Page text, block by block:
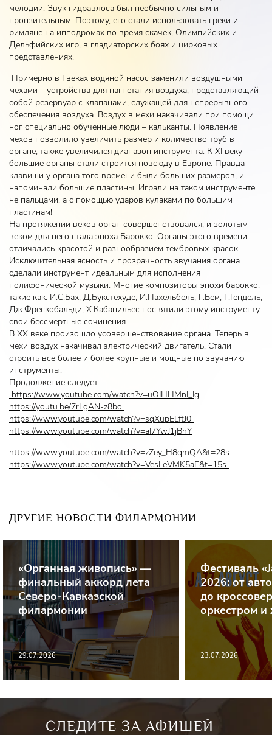
мелодии. Звук гидравлоса был необычно сильным и
пронзительным. Поэтому, его стали использовать греки и
римляне на ипподромах во время скачек, Олимпийских и
Дельфийских игр, в гладиаторских боях и цирковых
представлениях.
Примерно в I веках водяной насос заменили воздушными
мехами – устройства для нагнетания воздуха, представляющий
собой резервуар с клапанами, служащей для непрерывного
обеспечения воздуха. Воздух в мехи накачивали при помощи
ног специально обученные люди – кальканты. Появление
мехов позволило увеличить размер и количество труб в
органе, также увеличился диапазон инструмента. К XI веку
большие органы стали строится повсюду в Европе. Правда
клавиши у органа того времени были больших размеров, и
напоминали большие пластины. Играли на таком инструменте
не пальцами, а с помощью ударов кулаками по большим
пластинам!
На протяжении веков орган совершенствовался, и золотым
веком для него стала эпоха Барокко. Органы этого времени
отличались красотой и разнообразием тембровых красок.
Исключительная ясность и прозрачность звучания органа
сделали инструмент идеальным для исполнения
полифонической музыки. Многие композиторы эпохи барокко,
такие как. И.С.Бах, Д.Букстехуде, И.Пахельбель, Г.Бём, Г.Гендель,
Дж.Фрескобальди, Х.Кабанильес посвятили этому инструменту
свои бессмертные сочинения.
В XX веке произошло усовершенствование органа. Теперь в
мехи воздух накачивал электрический двигатель. Стали
строить всё более и более крупные и мощные по звучанию
инструменты.
Продолжение следует…
https://www.youtube.com/watch?v=uOIHHMnI_Ig
https://youtu.be/7rLgAN-z8bo
https://www.youtube.com/watch?v=sqXupELftJ0
https://www.youtube.com/watch?v=aI7YwJ1jBhY
https://www.youtube.com/watch?v=zZey_H8qmQA&t=28s
https://www.youtube.com/watch?v=VesLeVMK5aE&t=15s
ДРУГИЕ НОВОСТИ ФИЛАРМОНИИ
«Органная живопись» —
финальный аккорд лета
Северо-Кавказской
филармонии
29.07.2026
Фестиваль
2026: от
до
оркестром и
23.07.2026
СЛЕДИТЕ ЗА АФИШЕЙ